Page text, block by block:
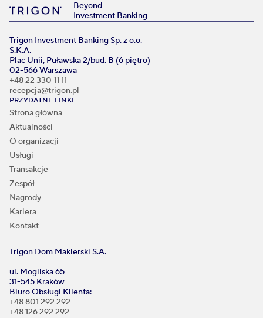
Beyond
Investment Banking
Trigon Investment Banking Sp. z o.o.
S.K.A.
Plac Unii, Puławska 2/bud. B (6 piętro)
02-566 Warszawa
+48 22 330 11 11
recepcja@trigon.pl
PRZYDATNE LINKI
Strona główna
Aktualności
O organizacji
Usługi
Transakcje
Zespół
Nagrody
Kariera
Kontakt
Trigon Dom Maklerski S.A.
ul. Mogilska 65
31-545 Kraków
Biuro Obsługi Klienta:
+48 801 292 292
+48 126 292 292